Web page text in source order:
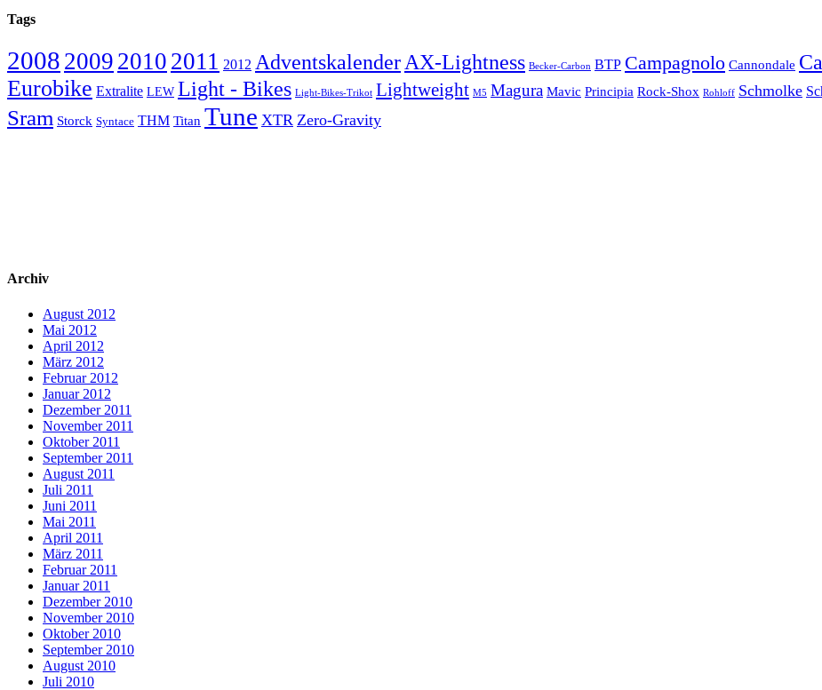
Tags
2008 2009 2010 2011 2012 Adventskalender AX-Lightness Becker-Carbon BTP Campagnolo Cannondale
Eurobike Extralite LEW Light - Bikes Light-Bikes-Trikot Lightweight M5 Magura Mavic Principia Rock-Shox Rohloff Schmolke
Sram Storck Syntace THM Titan Tune XTR Zero-Gravity
Archiv
August 2012
Mai 2012
April 2012
März 2012
Februar 2012
Januar 2012
Dezember 2011
November 2011
Oktober 2011
September 2011
August 2011
Juli 2011
Juni 2011
Mai 2011
April 2011
März 2011
Februar 2011
Januar 2011
Dezember 2010
November 2010
Oktober 2010
September 2010
August 2010
Juli 2010